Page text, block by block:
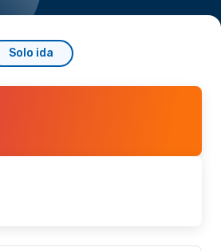
Solo ida